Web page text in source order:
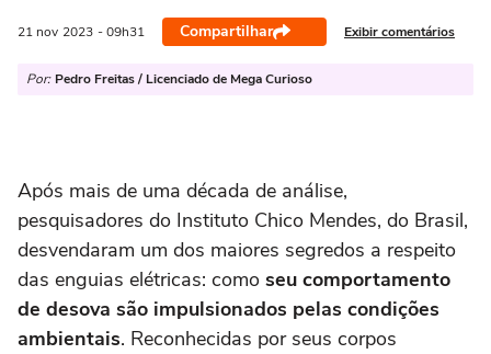
21 nov 2023 - 09h31 Compartilhar Exibir comentários
Por: Pedro Freitas / Licenciado de Mega Curioso
Após mais de uma década de análise,
pesquisadores do Instituto Chico Mendes, do Brasil,
desvendaram um dos maiores segredos a respeito
das enguias elétricas: como seu comportamento
de desova são impulsionados pelas condições
ambientais. Reconhecidas por seus corpos